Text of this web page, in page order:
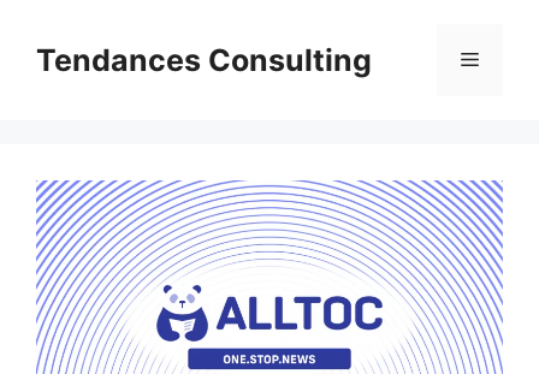
contenuTendances Consulting Menu